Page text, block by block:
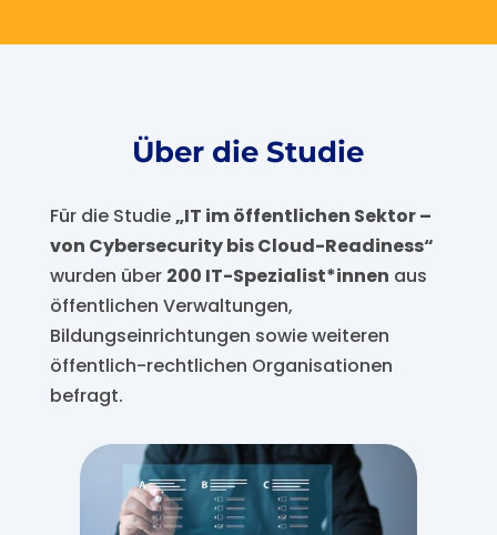
Über die Studie
Für die Studie„IT im öffentlichen Sektor –
von Cybersecurity bis Cloud-Readiness“
wurden über 200 IT-Spezialist*innen aus
öffentlichen Verwaltungen,
Bildungseinrichtungen sowie weiteren
öffentlich-rechtlichen Organisationen
befragt.